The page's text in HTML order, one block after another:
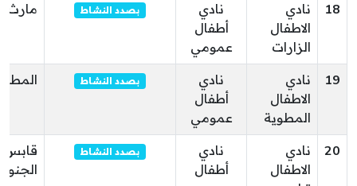
18
نادي
الاطفال
الزارات
نادي
أطفال
عمومي
بصدد النشاط مارث
19
نادي
الاطفال
المطوية
نادي
أطفال
عمومي
بصدد النشاط
20
نادي
الاطفال
نادي
أطفال
بصدد النشاط
قابس